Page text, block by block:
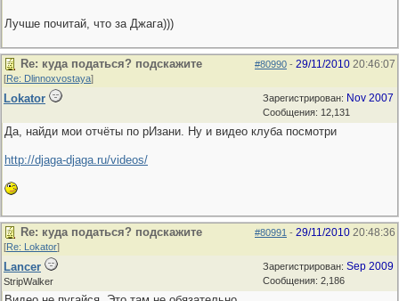
Лучше почитай, что за Джага)))
#80990 - 29/11/2010 20:46:07
Re: куда податься? подскажите
[Re: Dlinnoxvostaya]
Зарегистрирован: Nov 2007
Сообщения: 12,131
Lokator
Да, найди мои отчёты по рИзани. Ну и видео клуба посмотри
http://djaga-djaga.ru/videos/
#80991 - 29/11/2010 20:48:36
Re: куда податься? подскажите
[Re: Lokator]
Зарегистрирован: Sep 2009
Сообщения: 2,186
Lancer
StripWalker